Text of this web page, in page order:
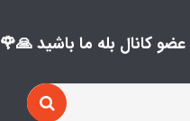
کانال بله ما باشید 🙏🌹